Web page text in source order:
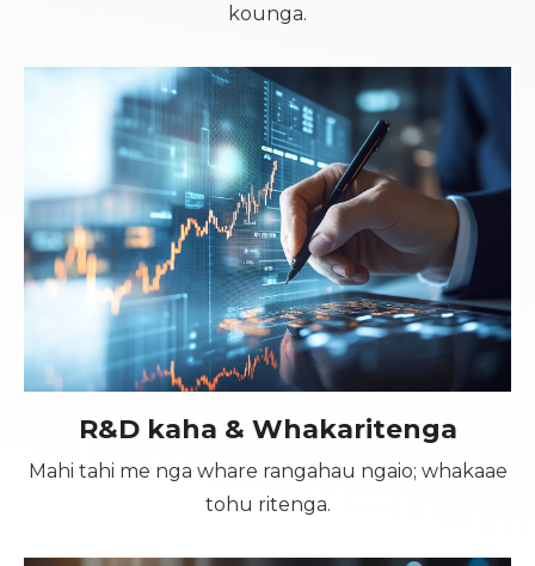
kounga.
R&D kaha & Whakaritenga
Mahi tahi me nga whare rangahau ngaio; whakaae
tohu ritenga.